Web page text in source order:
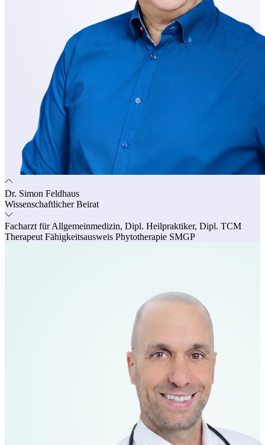
Dr. Simon Feldhaus
Wissenschaftlicher Beirat
Facharzt für Allgemeinmedizin, Dipl. Heilpraktiker, Dipl. TCM
Therapeut Fähigkeitsausweis Phytotherapie SMGP